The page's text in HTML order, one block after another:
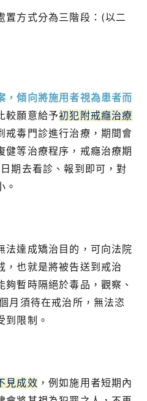
置方式分為三階段：(以二
，傾向將施用者視為患者而
較願意給予初犯附戒癮治療
戒毒門診進行治療，期間會
健等治療程序，戒癮治療期
期去看診、報到即可，對
。
法達成矯治目的，可向法院
，也就是將被告送到戒治
暫時隔絕於毒品，觀察、
月須待在戒治所，無法恣
到限制。
見成效 ，例如施用者短期內